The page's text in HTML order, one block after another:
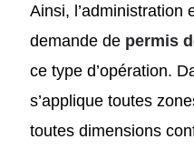
Ainsi, l’administration
demande de permis
ce type d’opération.
s’applique toutes
toutes dimensions